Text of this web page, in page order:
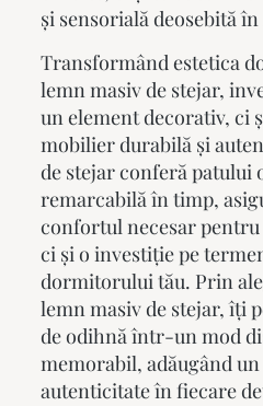
și sensorială deosebită
Transformând estetica
lemn masivde stejar,
un element decorativ, ci
mobilier durabilă și
de stejar conferă patului
remarcabilă în timp,
confortul necesar
ci și o investiție pe
dormitorului tău. Prin
lemn masiv de stejar, îți
de odihnă într-un mod
memorabil, adăugând
autenticitate în fiecare